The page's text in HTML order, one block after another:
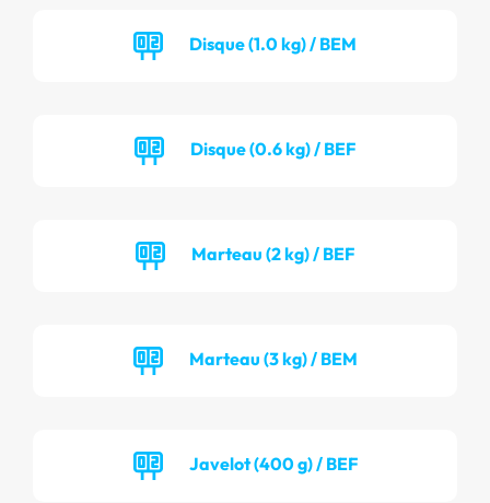
Disque (1.0 kg) / BEM
Disque (0.6 kg) / BEF
Marteau (2 kg) / BEF
Marteau (3 kg) / BEM
Javelot (400 g) / BEF